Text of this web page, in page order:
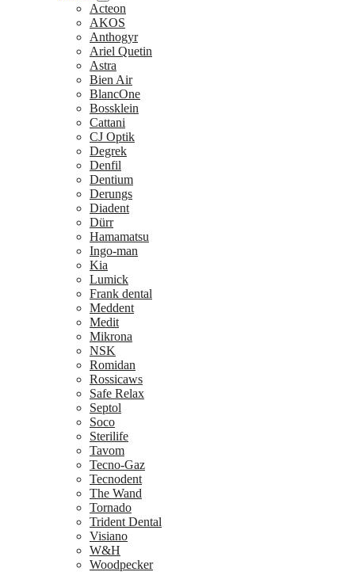
Acteon
AKOS
Anthogyr
Ariel Quetin
Astra
Bien Air
BlancOne
Bossklein
Cattani
CJ Optik
Degrek
Denfil
Dentium
Derungs
Diadent
Dürr
Hamamatsu
Ingo-man
Kia
Lumick
Frank dental
Meddent
Medit
Mikrona
NSK
Romidan
Rossicaws
Safe Relax
Septol
Soco
Sterilife
Tavom
Tecno-Gaz
Tecnodent
The Wand
Tornado
Trident Dental
Visiano
W&H
Woodpecker